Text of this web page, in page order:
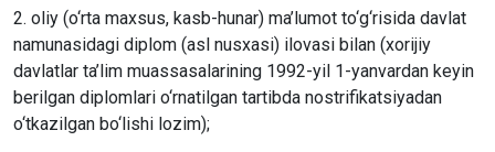
2. oliy (o‘rta maxsus, kasb-hunar) ma’lumot to‘g‘risida davlat
namunasidagi diplom (asl nusxasi) ilovasi bilan (xorijiy
davlatlar ta’lim muassasalarining 1992-yil 1-yanvardan keyin
berilgan diplomlari o‘rnatilgan tartibda nostrifikatsiyadan
o‘tkazilgan bo‘lishi lozim);